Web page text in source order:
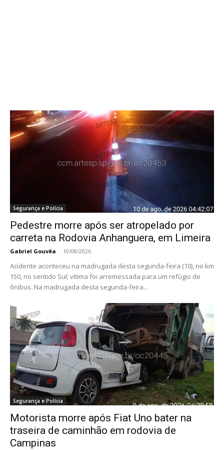
Segurança e Polícia
Pedestre morre após ser atropelado por
carreta na Rodovia Anhanguera, em Limeira
Gabriel Gouvêa - 10/08/2026
Acidente aconteceu na madrugada desta segunda-feira (10), no km
150, no sentido Sul; vítima foi arremessada para um refúgio de
ônibus. Na madrugada desta segunda-feira...
Segurança e Polícia
Motorista morre após Fiat Uno bater na
traseira de caminhão em rodovia de
Campinas